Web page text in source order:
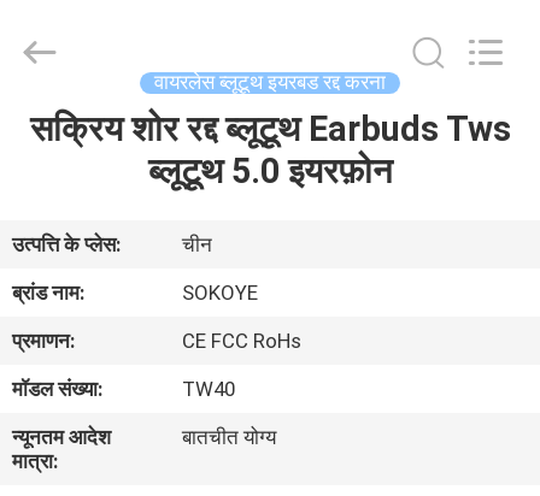
घर
हमारे
बारे
कारखाना
Electronic
Co.,Ltd.
वायरलेस ब्लूटूथ इयरबड रद्द करना
सक्रिय शोर रद्द ब्लूटूथ Earbuds Tws
ब्लूटूथ 5.0 इयरफ़ोन
उत्पत्ति के प्लेस:
चीन
ब्रांड नाम:
SOKOYE
प्रमाणन:
CE FCC RoHs
मॉडल संख्या:
TW40
न्यूनतम आदेश
मात्रा:
बातचीत योग्य